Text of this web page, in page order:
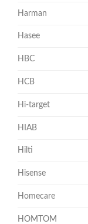
Harman
Hasee
HBC
HCB
Hi-target
HIAB
Hilti
Hisense
Homecare
HOMTOM